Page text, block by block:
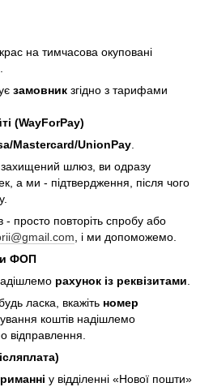
на тимчасова окуповані
замовник згідно з тарифами
(WayForPay)
Mastercard/UnionPay
захищений шлюз, ви одразу
а ми - підтвердження, після чого
просто повторіть спробу або
, і ми допоможемо.
ФОП
рахунок із реквізитами
ласка, вкажіть номер
коштів надішлемо
відправлення.
у відділенні «Нової пошти»